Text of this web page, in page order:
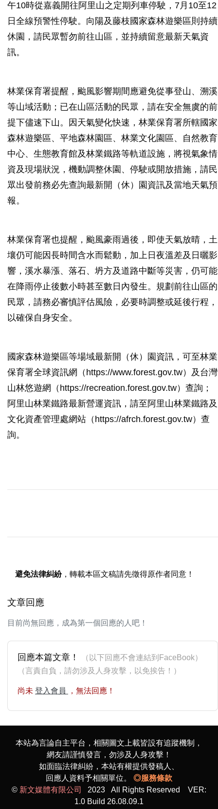
午10時從嘉義開往阿里山之定期列車停駛，7月10至12
日全線預警性停駛。向陽及藤枝國家森林遊樂區則持續
休園，請民眾暫勿前往山區，並持續留意最新天氣資
訊。
林業保育署提醒，颱風影響期間應避免從事登山、溯溪
等山域活動；已在山區活動的民眾，請在安全無虞的前
提下儘速下山。因天氣變化快速，林業保育署所轄國家
森林遊樂區、平地森林園區、林業文化園區、自然教育
中心、生態教育館及林業鐵路等軌道設施，將視氣象情
資及現場狀況，機動調整休園、停駛或開放措施，請民
眾出發前務必先查詢最新開（休）園資訊及當地天氣預
報。
林業保育署也提醒，颱風豪雨過後，即使天氣放晴，土
壤仍可能因長時間含水而鬆動，加上日夜溫差及日曬影
響，溪水暴漲、落石、坍方及道路中斷等災害，仍可能
在降雨停止後數小時甚至數日內發生。規劃前往山區的
民眾，請務必審慎評估風險，必要時調整或延後行程，
以確保自身安全。
國家森林遊樂區等場域最新開（休）園資訊，可至林業
保育署全球資訊網（https://www.forest.gov.tw）及台灣
山林悠遊網（https://recreation.forest.gov.tw）查詢；
阿里山林業鐵路最新營運資訊，請至阿里山林業鐵路及
文化資產管理處網站（https://afrch.forest.gov.tw）查
詢。
避免法律糾紛，轉載本區文稿請先徵得原作者同意！
文章回應
目前尚無回應，成為第一個回應的人吧！
回應本篇文章！
（以下回應不會連結到FaceBook）
（言責自負，請勿涉及人身攻擊，以免挨告！）
尚未 登入會員 ，無法回應！
本站為言論自主平台，相關圖文上載皆設有追蹤機制，
網友請謹慎發言，勿涉及人身攻擊！
如面臨法律糾紛，本站有權提供發稿人、
回應人資料予相關單位。 ◎服務條款
© 新文媒體有限公司
2023 All Rights Reserved VER:
1.0 Build 26.08.09.1